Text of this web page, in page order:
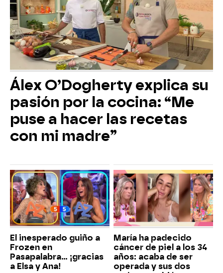
Álex O’Dogherty explica su
pasión por la cocina: “Me
puse a hacer las recetas
con mi madre”
El inesperado guiño a
Frozen en
Pasapalabra… ¡gracias
a Elsa y Ana!
María ha padecido
cáncer de piel a los 34
años: acaba de ser
operada y sus dos